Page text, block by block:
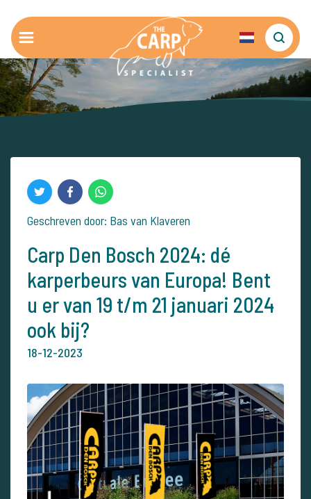
Geschreven door: Bas van Klaveren
Carp Den Bosch 2024: dé
karperbeurs van Europa! Bent
u er van 19 t/m 21 januari 2024
ook bij?
18-12-2023